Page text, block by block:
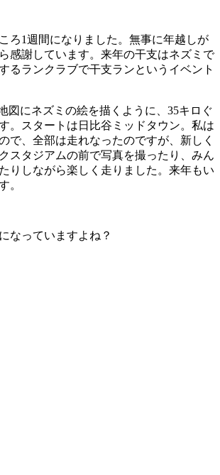
ろ1週間になりました。無事に年越しが
感謝しています。来年の干支はネズミで
るランクラブで干支ランというイベント
図にネズミの絵を描くように、35キロぐ
。スタートは日比谷ミッドタウン。私は
で、全部は走れなったのですが、新しく
スタジアムの前で写真を撮ったり、みん
りしながら楽しく走りました。来年もい
。
なっていますよね？